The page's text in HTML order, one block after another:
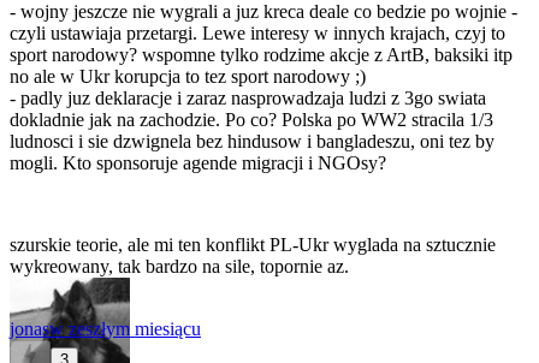
- wojny jeszcze nie wygrali a juz kreca deale co bedzie po wojnie -
czyli ustawiaja przetargi. Lewe interesy w innych krajach, czyj to
sport narodowy? wspomne tylko rodzime akcje z ArtB, baksiki itp
no ale w Ukr korupcja to tez sport narodowy ;)
- padly juz deklaracje i zaraz nasprowadzaja ludzi z 3go swiata
dokladnie jak na zachodzie. Po co? Polska po WW2 stracila 1/3
ludnosci i sie dzwignela bez hindusow i bangladeszu, oni tez by
mogli. Kto sponsoruje agende migracji i NGOsy?
szurskie teorie, ale mi ten konflikt PL-Ukr wyglada na sztucznie
wykreowany, tak bardzo na sile, topornie az.
jonasw zeszłym miesiącu